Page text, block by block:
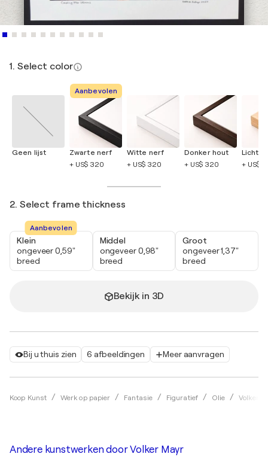
Bij u thuis zien 6 afbeeldingen Meer aanvragen
Koop Kunst Werk op papier Fantasie Figuratief Olie Volker
1. Select color
Geen lijst
Aanbevolen
Zwarte nerf
+ US$ 320
Witte nerf
+ US$ 320
Donker hout
+ US$ 320
Licht
+ US$
2. Select frame thickness
Aanbevolen
Klein
ongeveer 0,59"
breed
Middel
ongeveer 0,98"
breed
Groot
ongeveer 1,37"
breed
Bekijk in 3D
Andere kunstwerken doorVolker Mayr